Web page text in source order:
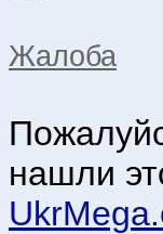
Жалоба
нашли